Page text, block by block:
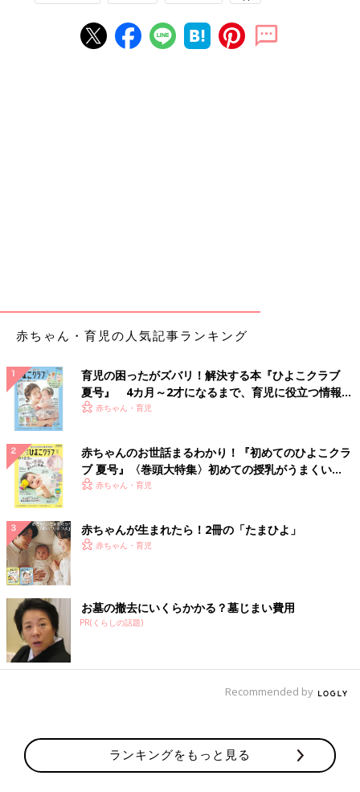
赤ちゃん・育児の人気記事ランキング
育児の困ったがズバリ！解決する本『ひよこクラブ
夏号』 4カ月～2才になるまで、育児に役立つ情報が
いっぱい！
赤ちゃん・育児
赤ちゃんのお世話まるわかり！『初めてのひよこクラ
ブ 夏号』〈巻頭大特集〉初めての授乳がうまくい
く！ おっぱい・ミルクの基本と夏のトラブル 解決テ
赤ちゃん・育児
赤ちゃんが生まれたら！2冊の「たまひよ」
赤ちゃん・育児
お墓の撤去にいくらかかる？墓じまい費用
PR(くらしの話題)
Recommended by
ランキングをもっと見る